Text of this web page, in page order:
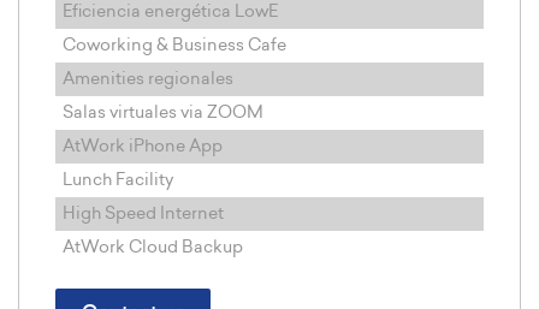
Eficiencia energética LowE
Coworking & Business Cafe
Amenities regionales
Salas virtuales via ZOOM
AtWork iPhone App
Lunch Facility
High Speed Internet
AtWork Cloud Backup